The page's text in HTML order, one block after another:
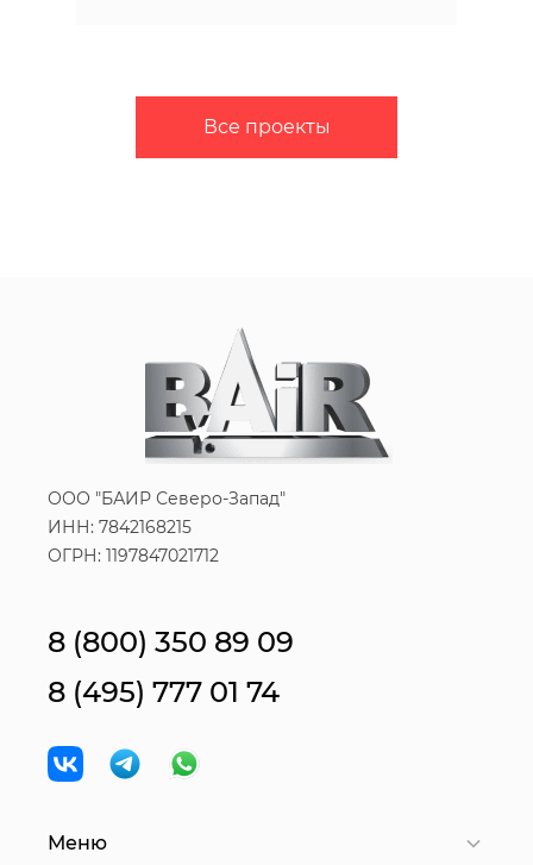
Все проекты
ООО "БАИР Северо-Запад"
ИНН: 7842168215
ОГРН: 1197847021712
8 (800) 350 89 09
8 (495) 777 01 74
Меню